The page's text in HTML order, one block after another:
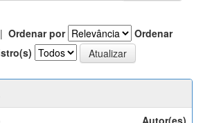
| Ordenar por
Ordenar
Autor(es)